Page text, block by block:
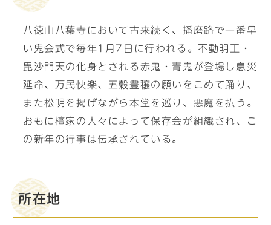
八徳山八葉寺において古来続く、播磨路で一番早
い鬼会式で毎年1月7日に行われる。不動明王・
毘沙門天の化身とされる赤鬼・青鬼が登場し息災
延命、万民快楽、五穀豊穣の願いをこめて踊り、
また松明を掲げながら本堂を巡り、悪魔を払う。
おもに檀家の人々によって保存会が組織され、こ
の新年の行事は伝承されている。
所在地